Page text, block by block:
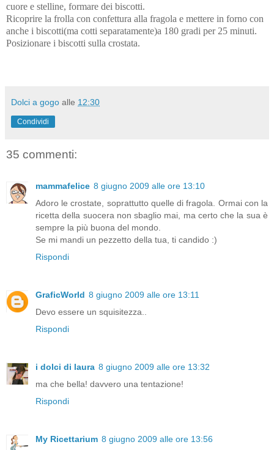
cuore e stelline, formare dei biscotti.
Ricoprire la frolla con confettura alla fragola e mettere in forno con
anche i biscotti(ma cotti separatamente)a 180 gradi per 25 minuti.
Posizionare i biscotti sulla crostata.
Dolci a gogo alle 12:30
Condividi
35 commenti:
mammafelice 8 giugno 2009 alle ore 13:10
Adoro le crostate, soprattutto quelle di fragola. Ormai con la
ricetta della suocera non sbaglio mai, ma certo che la sua è
sempre la più buona del mondo.
Se mi mandi un pezzetto della tua, ti candido :)
Rispondi
GraficWorld 8 giugno 2009 alle ore 13:11
Devo essere un squisitezza..
Rispondi
i dolci di laura 8 giugno 2009 alle ore 13:32
ma che bella! davvero una tentazione!
Rispondi
My Ricettarium 8 giugno 2009 alle ore 13:56